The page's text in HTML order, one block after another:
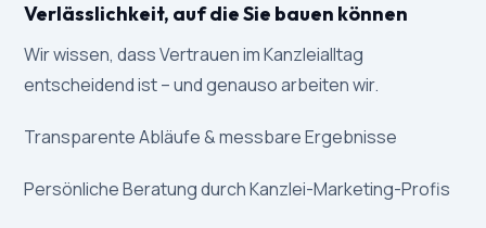
Verlässlichkeit, auf die Sie bauen können
Wir wissen, dass Vertrauen im Kanzleialltag
entscheidend ist – und genauso arbeiten wir.
Transparente Abläufe & messbare Ergebnisse
Persönliche Beratung durch Kanzlei-Marketing-Profis